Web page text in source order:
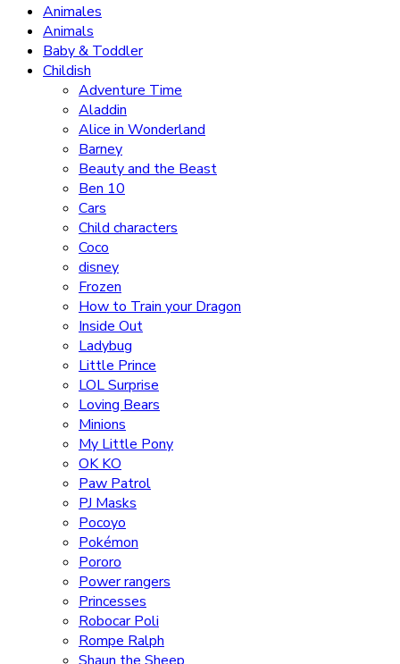
Animales
Animals
Baby & Toddler
Childish
Adventure Time
Aladdin
Alice in Wonderland
Barney
Beauty and the Beast
Ben 10
Cars
Child characters
Coco
disney
Frozen
How to Train your Dragon
Inside Out
Ladybug
Little Prince
LOL Surprise
Loving Bears
Minions
My Little Pony
OK KO
Paw Patrol
PJ Masks
Pocoyo
Pokémon
Pororo
Power rangers
Princesses
Robocar Poli
Rompe Ralph